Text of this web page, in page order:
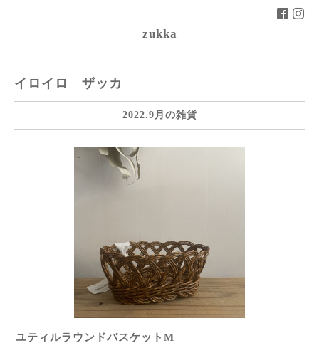
zukka
イロイロ ザッカ
2022.9月の雑貨
ユティルラウンドバスケットM